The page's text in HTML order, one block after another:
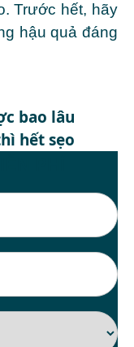
Trước hết, hãy
hậu quả đáng
bao lâu
hết sẹo